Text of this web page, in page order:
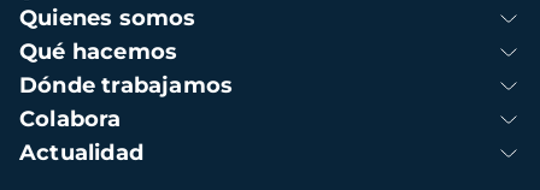
Navegación
principal
Quienes somos
Qué hacemos
Dónde trabajamos
Colabora
Actualidad